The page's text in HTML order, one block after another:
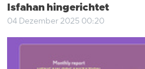
Isfahan hingerichtet
04 Dezember 2025 00:20